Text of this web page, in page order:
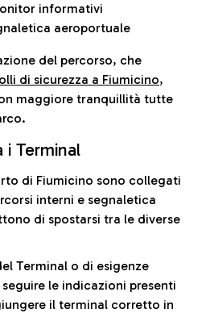
informativi
aeroportuale
del percorso, che
di sicurezza a Fiumicino,
maggiore tranquillità tutte
Terminal
di Fiumicino sono collegati
interni e segnaletica
di spostarsi tra le diverse
Terminal o di esigenze
le indicazioni presenti
il terminal corretto in